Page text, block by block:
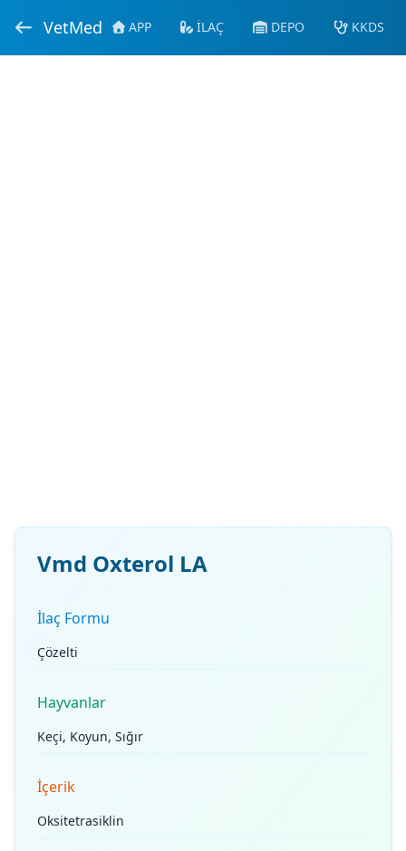
VetMed APP İLAÇ DEPO KKDS
Vmd Oxterol LA
İlaç Formu
Çözelti
Hayvanlar
Keçi, Koyun, Sığır
İçerik
Oksitetrasiklin